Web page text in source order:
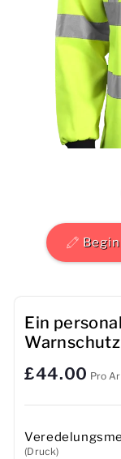
Arbeitskleidung
Fleece & Jacken
Herren
Baby
Tassen
Ein
£44.00 Pro
(Druck)